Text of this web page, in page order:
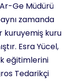
Ge Müdürü
zamanda
kuruyemiş kuru
Esra Yücel,
eğitimlerini
Tedarikçi